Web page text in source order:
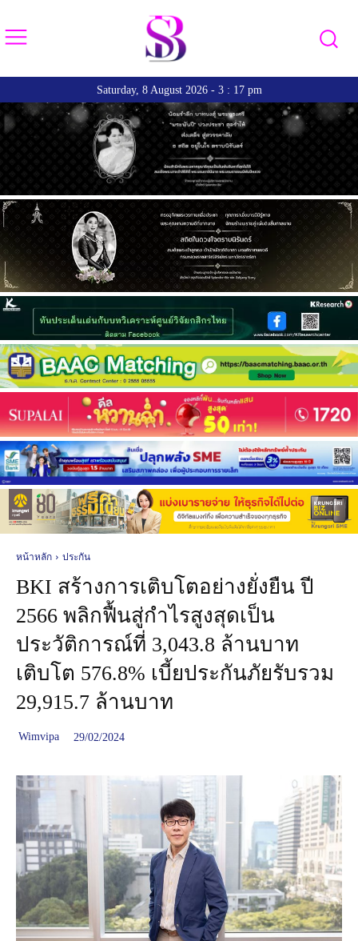
Saturday, 8 August 2026 - 3 : 17 pm
หน้าหลัก ประกัน
BKI สร้างการเติบโตอย่างยั่งยืน ปี
2566 พลิกฟื้นสู่กำไรสูงสุดเป็น
ประวัติการณ์ที่ 3,043.8 ล้านบาท
เติบโต 576.8% เบี้ยประกันภัยรับรวม
29,915.7 ล้านบาท
Wimvipa 29/02/2024